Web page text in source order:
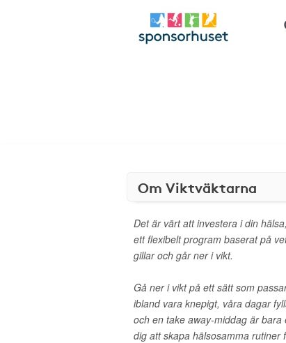
Om Viktväktarna
Det är värt att investera i din
ett flexibelt program baserat på
gillar och går ner i vikt.
Gå ner i vikt på ett sätt som
ibland vara knepigt, våra dagar
och en take away-middag är
dig att skapa hälsosamma